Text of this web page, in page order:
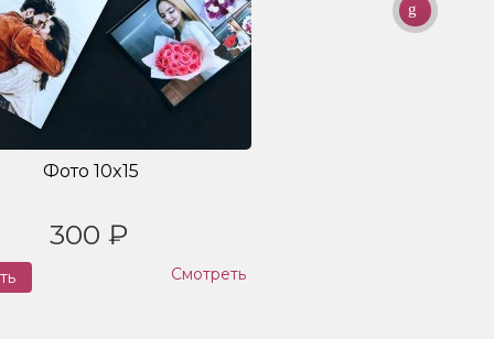
Фото 10x15
300 ₽
Смотреть